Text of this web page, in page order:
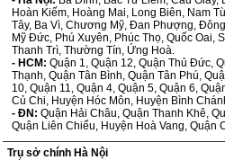
Hoàn Kiếm, Hoàng Mai, Long Biên, Nam
Tây, Ba Vì, Chương Mỹ, Đan Phượng,
Mỹ Đức, Phú Xuyên, Phúc Thọ, Quốc Oai,
Thanh Trì, Thường Tín, Ứng Hoà.
- HCM: Quận 1, Quận 12, Quận Thủ Đức,
Thạnh, Quận Tân Bình, Quận Tân Phú,
10, Quận 11, Quận 4, Quận 5, Quận 6,
Củ Chi, Huyện Hóc Môn, Huyện Bình
- ĐN: Quận Hải Châu, Quận Thanh Khê,
Quận Liên Chiểu, Huyện Hoà Vang, Quận
Trụ sở chính Hà Nội